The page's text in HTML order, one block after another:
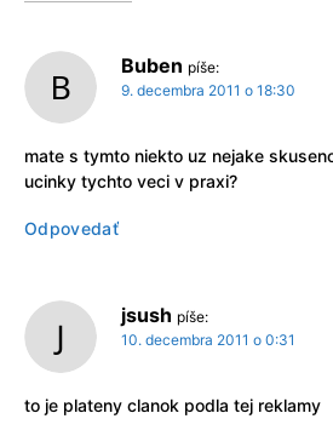
Buben píše:
9. decembra 2011 o 18:30
mate s tymto niekto uz nejake
ucinky tychto veci v praxi?
Odpovedať
jsush píše:
10. decembra 2011 o 0:31
to je plateny clanok podla tej reklamy